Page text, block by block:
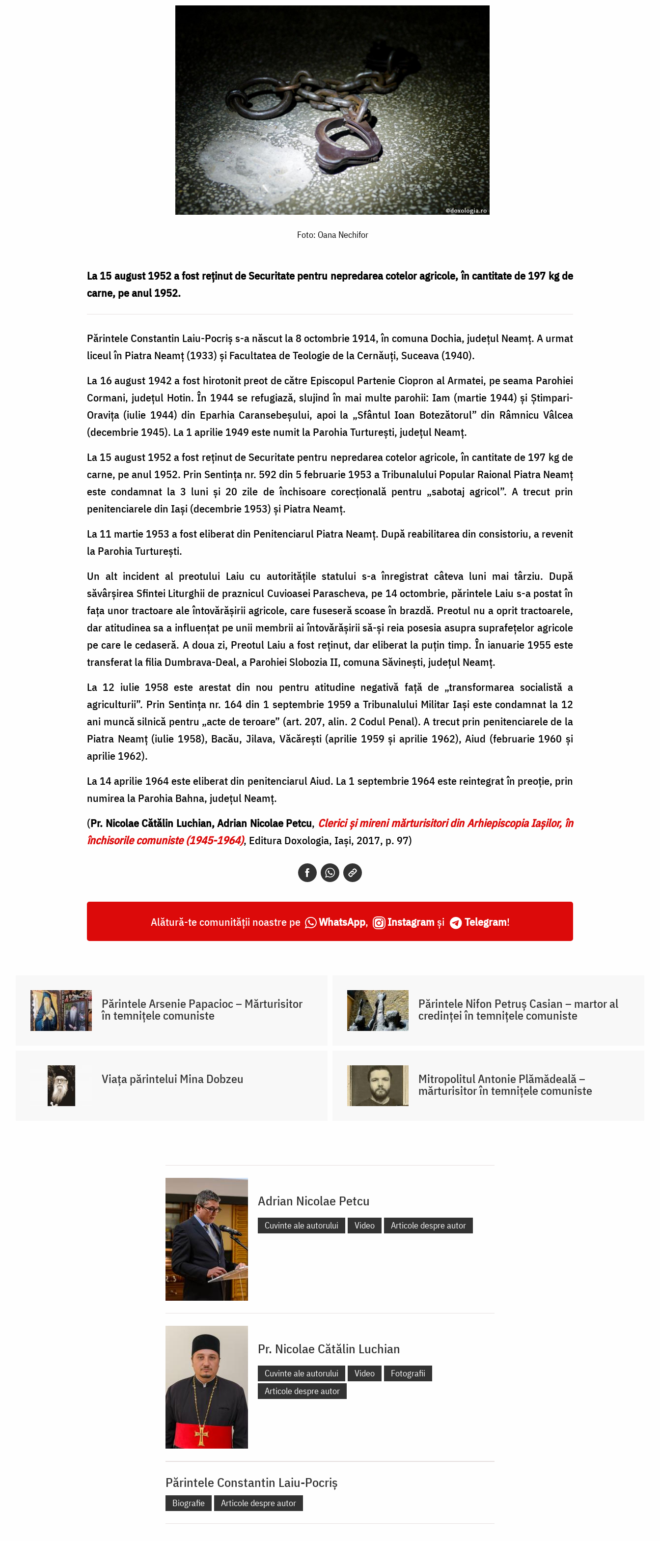
Foto: Oana Nechifor
La 15 august 1952 a fost reținut de Securitate pentru nepredarea cotelor agricole, în cantitate de 197 kg de
carne, pe anul 1952.
Părintele Constantin Laiu-Pocriș s-a născut la 8 octombrie 1914, în comuna Dochia, județul Neamț. A urmat
liceul în Piatra Neamț (1933) și Facultatea de Teologie de la Cernăuți, Suceava (1940).
La 16 august 1942 a fost hirotonit preot de către Episcopul Partenie Ciopron al Armatei, pe seama Parohiei
Cormani, județul Hotin. În 1944 se refugiază, slujind în mai multe parohii: Iam (martie 1944) și Știmpari-
Oravița (iulie 1944) din Eparhia Caransebeșului, apoi la „Sfântul Ioan Botezătorul” din Râmnicu Vâlcea
(decembrie 1945). La 1 aprilie 1949 este numit la Parohia Turturești, județul Neamț.
La 15 august 1952 a fost reținut de Securitate pentru nepredarea cotelor agricole, în cantitate de 197 kg de
carne, pe anul 1952. Prin Sentința nr. 592 din 5 februarie 1953 a Tribunalului Popular Raional Piatra Neamț
este condamnat la 3 luni și 20 zile de închisoare corecțională pentru „sabotaj agricol”. A trecut prin
penitenciarele din Iași (decembrie 1953) și Piatra Neamț.
La 11 martie 1953 a fost eliberat din Penitenciarul Piatra Neamț. După reabilitarea din consistoriu, a revenit
la Parohia Turturești.
Un alt incident al preotului Laiu cu autoritățile statului s-a înregistrat câteva luni mai târziu. După
săvârșirea Sfintei Liturghii de praznicul Cuvioasei Parascheva, pe 14 octombrie, părintele Laiu s-a postat în
fața unor tractoare ale întovărășirii agricole, care fuseseră scoase în brazdă. Preotul nu a oprit tractoarele,
dar atitudinea sa a influențat pe unii membrii ai întovărășirii să-și reia posesia asupra suprafețelor agricole
pe care le cedaseră. A doua zi, Preotul Laiu a fost reținut, dar eliberat la puțin timp. În ianuarie 1955 este
transferat la filia Dumbrava-Deal, a Parohiei Slobozia II, comuna Săvinești, județul Neamț.
La 12 iulie 1958 este arestat din nou pentru atitudine negativă față de „transformarea socialistă a
agriculturii”. Prin Sentința nr. 164 din 1 septembrie 1959 a Tribunalului Militar Iași este condamnat la 12
ani muncă silnică pentru „acte de teroare” (art. 207, alin. 2 Codul Penal). A trecut prin penitenciarele de la
Piatra Neamț (iulie 1958), Bacău, Jilava, Văcărești (aprilie 1959 și aprilie 1962), Aiud (februarie 1960 și
aprilie 1962).
La 14 aprilie 1964 este eliberat din penitenciarul Aiud. La 1 septembrie 1964 este reintegrat în preoție, prin
numirea la Parohia Bahna, județul Neamț.
(Pr. Nicolae Cătălin Luchian, Adrian Nicolae Petcu, Clerici şi mireni mărturisitori din Arhiepiscopia Iaşilor, în
închisorile comuniste (1945-1964), Editura Doxologia, Iași, 2017, p. 97)
Alătură-te comunității noastre pe WhatsApp, Instagram și Telegram!
Părintele Arsenie Papacioc – Mărturisitor
în temnițele comuniste
Părintele Nifon Petruș Casian – martor al
credinței în temnițele comuniste
Viața părintelui Mina Dobzeu Mitropolitul Antonie Plămădeală –
mărturisitor în temnițele comuniste
Adrian Nicolae Petcu
Cuvinte ale autorului Video Articole despre autor
Pr. Nicolae Cătălin Luchian
Cuvinte ale autorului Video
Fotografii
Articole despre autor
Părintele Constantin Laiu-Pocriș
Biografie Articole despre autor